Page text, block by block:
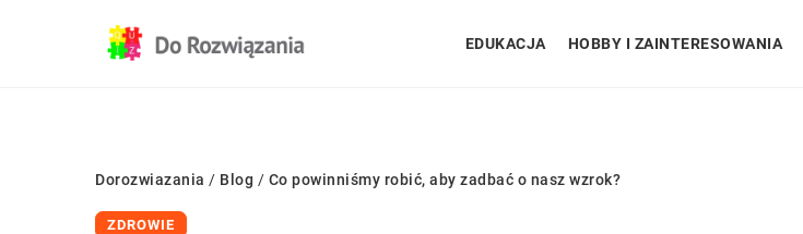
EDUKACJA HOBBY I ZAINTERESOWANIA
Dorozwiazania / Blog / Co powinniśmy robić, aby zadbać o nasz wzrok?
ZDROWIE